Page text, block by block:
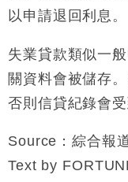
以申請退回利息。
失業貸款類似一
關資料會被儲存
否則信貸紀錄會受
Source：綜合報
Text by